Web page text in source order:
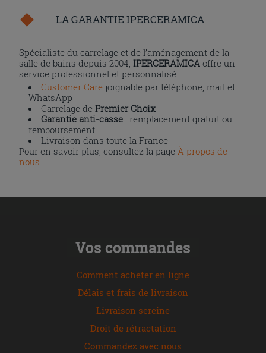
LA GARANTIE IPERCERAMICA
Spécialiste du carrelage et de l’aménagement de la
salle de bains depuis 2004,IPERCERAMICA offre un
service professionnel et personnalisé :
Customer Care joignable par téléphone, mail et
WhatsApp
Carrelage dePremier Choix
Garantie anti-casse : remplacement gratuit ou
remboursement
Livraison dans toute la France
Pour en savoir plus, consultez la pageÀ propos de
nous.
Vos commandes
Comment acheter en ligne
Délais et frais de livraison
Livraison sereine
Droit de rétractation
Commandez avec nous